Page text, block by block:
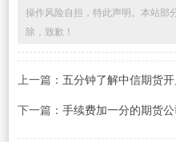
操作风险自担，特此声明。本站部
除，致歉！
上一篇： 五分钟了解中信期货
下一篇： 手续费加一分的期货公